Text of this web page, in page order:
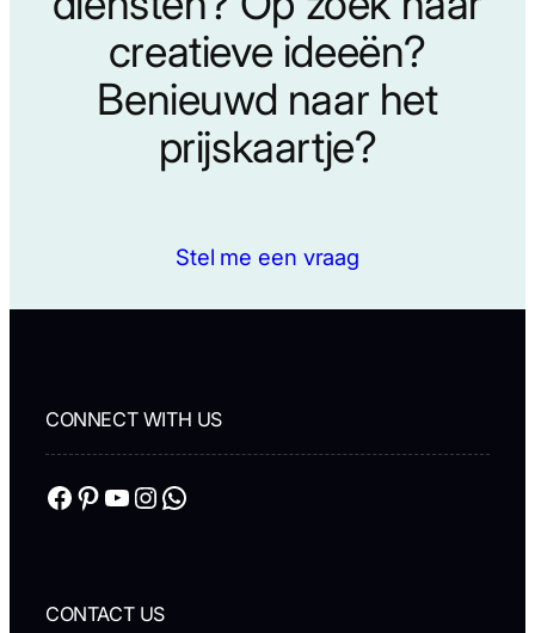
creatieve ideeën?
Benieuwd naar het
prijskaartje?
Stel me een vraag
CONNECT WITH US
Facebook Pinterest YouTube Instagram WhatsApp
CONTACT US